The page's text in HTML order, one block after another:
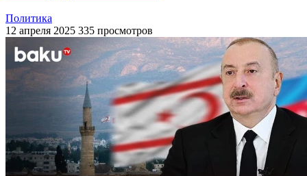
Политика
12 апреля 2025 335 просмотров